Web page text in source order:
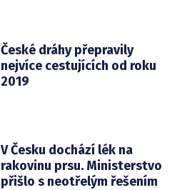
České dráhy přepravily
nejvíce cestujících od roku
2019
V Česku dochází lék na
rakovinu prsu. Ministerstvo
přišlo s neotřelým řešením